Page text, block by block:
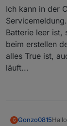
Ich kann in der
Batterie leer ist,
beim erstellen
alles True ist,
läuft...
G Gonzo0815Hallo,